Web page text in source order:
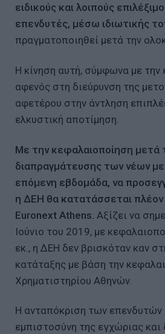
ειδικούς και λοιπούς
επενδυτές, μέσω ιδιωτικής
πραγματοποιηθεί μετά την
Η κίνηση αυτή, σύμφωνα με την
αφενός στη διεύρυνση της
αφετέρου στην άντληση
ελκυστική αποτίμηση.
Με την κεφαλαιοποίηση μετά
διαπραγμάτευσης των νέων
επόμενη εβδομάδα, να
η ΔΕΗ θα κατατάσσεται
Euronext Athens. Αξίζει να
Ιούνιο του 2019, με
εκ., η ΔΕΗ δεν βρισκόταν καν
κατάταξης με βάση την
Χρηματιστηρίου Αθηνών.
Η ανταπόκριση των επενδυτών
εμπιστοσύνη της εγχώριας και